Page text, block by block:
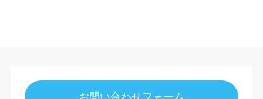
お問い合わせフォーム